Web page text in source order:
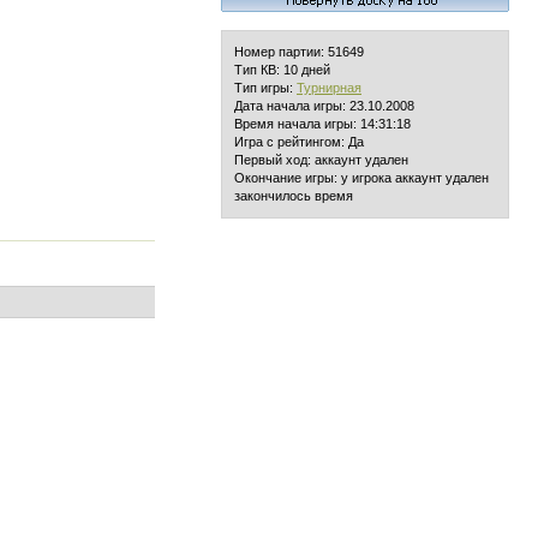
Номер партии: 51649
Тип КВ: 10 дней
Тип игры: Турнирная
Дата начала игры: 23.10.2008
Время начала игры: 14:31:18
Игра с рейтингом: Да
Первый ход: аккаунт удален
Окончание игры: у игрока аккаунт удален
закончилось время